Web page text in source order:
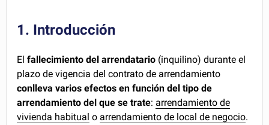
1. Introducción
Elfallecimiento del arrendatario (inquilino) durante el
plazo de vigencia del contrato de arrendamiento
conlleva varios efectos en función del tipo de
arrendamiento del que se trate: arrendamiento de
vivienda habitual o arrendamiento de local de negocio.